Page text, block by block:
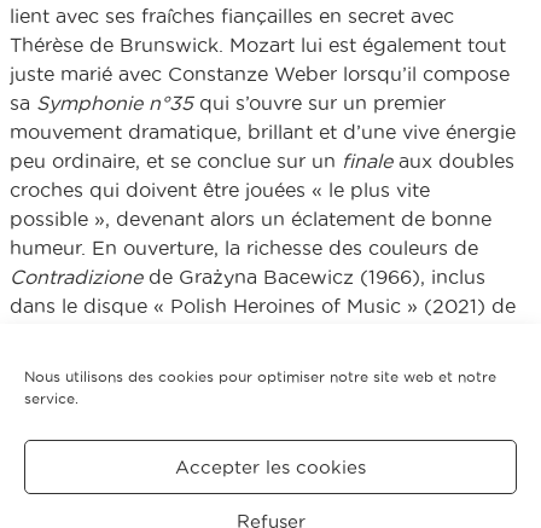
Nous utilisons des cookies pour optimiser notre site web et notre
service.
Accepter les cookies
Refuser
lient avec ses fraîches fiançailles en secret avec
Thérèse de Brunswick. Mozart lui est également tout
juste marié avec Constanze Weber lorsqu’il compose
sa Symphonie n°35qui s’ouvre sur un premier
mouvement dramatique, brillant et d’une vive énergie
peu ordinaire, et se conclue sur un finaleaux doubles
croches qui doivent être jouées « le plus vite
possible », devenant alors un éclatement de bonne
humeur. En ouverture, la richesse des couleurs de
Contradizionede Grażyna Bacewicz (1966), inclus
dans le disque « Polish Heroines of Music » (2021) de
Tarifs
Plein tarif : 45€ - 35€ - 25€ - 22€ - 17€ - 10 €